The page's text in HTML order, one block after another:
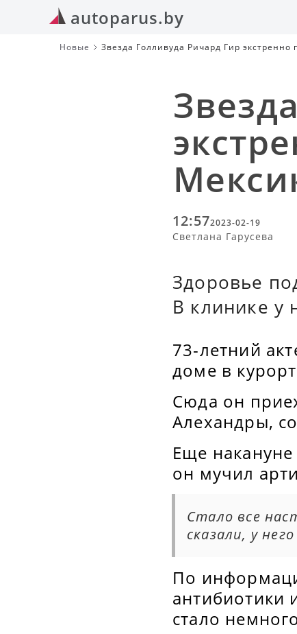
autoparus.by
Новые Звезда Голливуда Ричард Гир экстренно
12:572023-02-19
Светлана Гарусева
Здоровье
В клинике у
73-летний
доме в
Сюда он
Алехандры,
Еще
он мучил
Стало все
сказали, у
По
антибиотики
стало